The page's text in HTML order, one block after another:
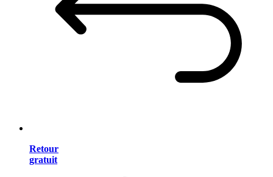
Retour
gratuit